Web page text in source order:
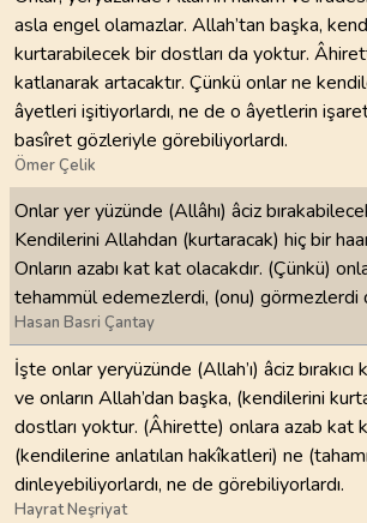
asla engel olamazlar. Allah’tan başka,
kurtarabilecek bir dostları da yoktur.
katlanarak artacaktır. Çünkü onlar ne
âyetleri işitiyorlardı, ne de o âyetlerin
basîret gözleriyle görebiliyorlardı.
Ömer Çelik
Onlar yer yüzünde (Allâhı) âciz
Kendilerini Allahdan (kurtaracak) hiç bir
Onların azabı kat kat olacakdır. (Çünkü)
tehammül edemezlerdi, (onu) görmezlerdi
Hasan Basri Çantay
İşte onlar yeryüzünde (Allah’ı) âciz
ve onların Allah’dan başka, (kendilerini
dostları yoktur. (Âhirette) onlara azab kat
(kendilerine anlatılan hakîkatleri) ne
dinleyebiliyorlardı, ne de görebiliyorlardı.
Hayrat Neşriyat